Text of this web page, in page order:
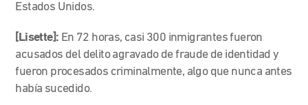
Estados Unidos.
[Lisette]: En 72 horas, casi 300 inmigrantes fueron
acusados del delito agravado de fraude de identidad y
fueron procesados criminalmente, algo que nunca antes
había sucedido.